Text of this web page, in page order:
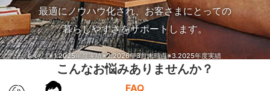
最適にノウハウ化され、お客さまにとっての
暮らしやすさをサポートします。
※1.2025年度実績※2.2026年3月末時点※3.2025年度実績
こんなお悩みありませんか？
FAQ